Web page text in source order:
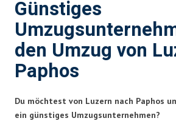
Günstiges
den Umzug von
Paphos
Du möchtest von Luzern nach Paphos
ein günstiges Umzugsunternehmen?